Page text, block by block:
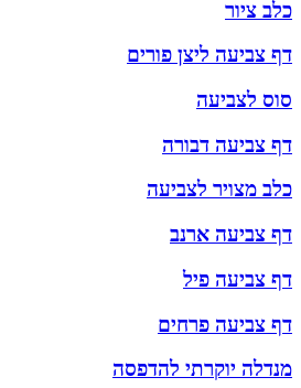
כלב ציור
דף צביעה ליצן פורים
סוס לצביעה
דף צביעה דבורה
כלב מצויר לצביעה
דף צביעה ארנב
דף צביעה פיל
דף צביעה פרחים
מנדלה יוקרתי להדפסה